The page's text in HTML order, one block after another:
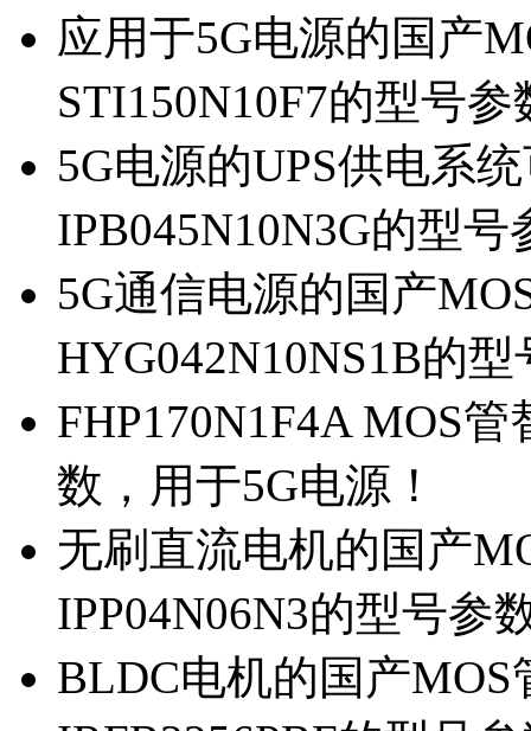
应用于5G电源的国产
STI150N10F7的型号参
5G电源的UPS供电系
IPB045N10N3G的型号
5G通信电源的国产
HYG042N10NS1B的
FHP170N1F4A MOS
数，用于5G电源！
无刷直流电机的国产
IPP04N06N3的型号参
BLDC电机的国产MOS